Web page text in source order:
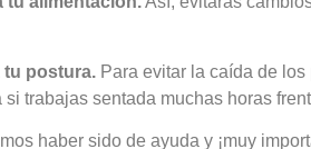
tu postura. Para evitar la caída de
si trabajas sentada muchas horas
haber sido de ayuda y ¡muy